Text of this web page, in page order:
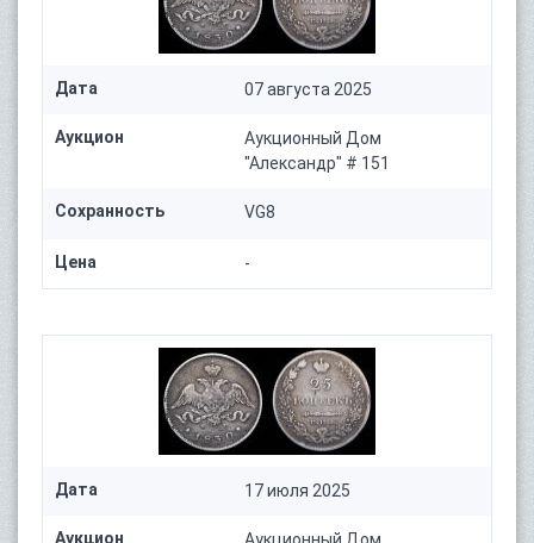
Дата 07 августа 2025
Аукцион
Аукционный Дом
"Александр" # 151
Сохранность VG8
Цена -
Дата 17 июля 2025
Аукцион Аукционный Дом